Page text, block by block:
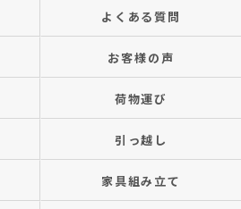
よくある質問
お客様の声
荷物運び
引っ越し
家具組み立て